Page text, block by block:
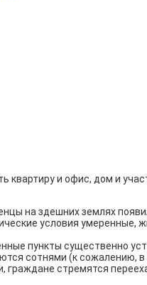
и офис, дом и
на здешних землях
условия умеренные,
пункты существенно
сотнями (к сожалению,
стремятся